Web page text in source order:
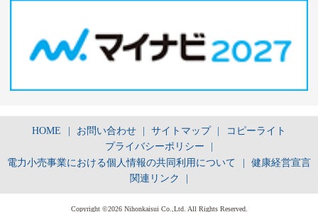
HOME お問い合わせ サイトマップ
コピーライト
プライバシーポリシー
電力小売事業における個人情報の共同利用について
健康経営宣言
関連リンク
Copyright ©2026 Nihonkaisui Co.,Ltd. All Rights Reserved.